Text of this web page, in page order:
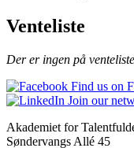
Venteliste
Der er ingen på
Find us on
Join our
Akademiet for
Søndervangs Allé 45